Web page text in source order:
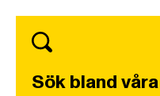
Sök bland våra